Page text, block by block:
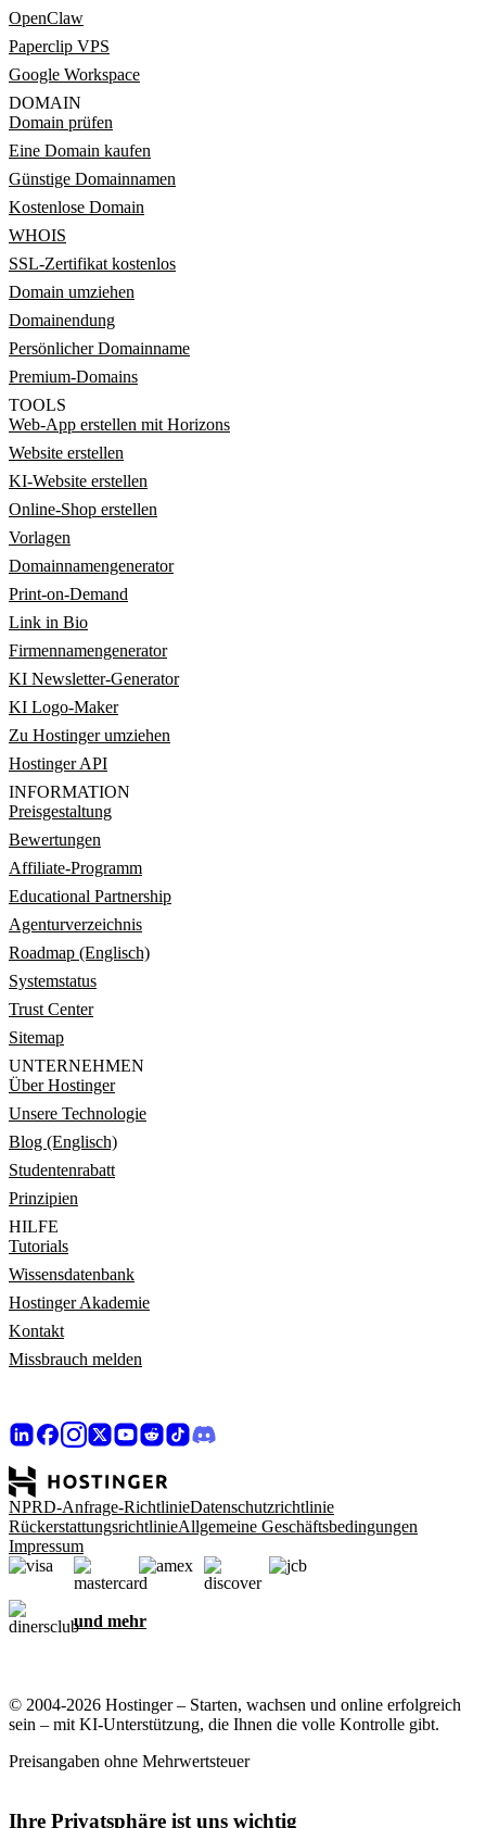
OpenClaw
Paperclip VPS
Google Workspace
DOMAIN
Domain prüfen
Eine Domain kaufen
Günstige Domainnamen
Kostenlose Domain
WHOIS
SSL-Zertifikat kostenlos
Domain umziehen
Domainendung
Persönlicher Domainname
Premium-Domains
TOOLS
Web-App erstellen mit Horizons
Website erstellen
KI-Website erstellen
Online-Shop erstellen
Vorlagen
Domainnamengenerator
Print-on-Demand
Link in Bio
Firmennamengenerator
KI Newsletter-Generator
KI Logo-Maker
Zu Hostinger umziehen
Hostinger API
INFORMATION
Preisgestaltung
Bewertungen
Affiliate-Programm
Educational Partnership
Agenturverzeichnis
Roadmap (Englisch)
Systemstatus
Trust Center
Sitemap
UNTERNEHMEN
Über Hostinger
Unsere Technologie
Blog (Englisch)
Studentenrabatt
Prinzipien
HILFE
Tutorials
Wissensdatenbank
Hostinger Akademie
Kontakt
Missbrauch melden
NPRD-Anfrage-RichtlinieDatenschutzrichtlinie
RückerstattungsrichtlinieAllgemeine Geschäftsbedingungen
Impressum
und mehr
© 2004-2026 Hostinger – Starten, wachsen und online erfolgreich
sein – mit KI-Unterstützung, die Ihnen die volle Kontrolle gibt.
Preisangaben ohne Mehrwertsteuer
Ihre Privatsphäre ist uns wichtig